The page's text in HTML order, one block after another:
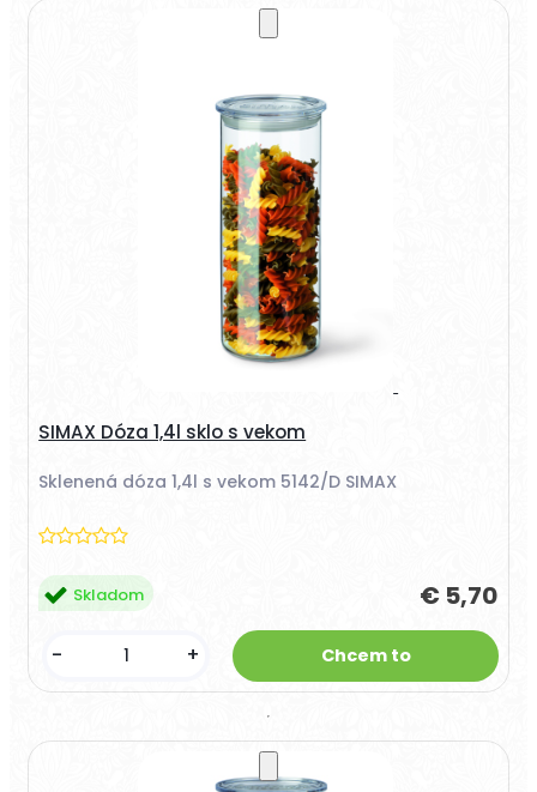
SIMAX Dóza 1,4l sklo s vekom
Sklenená dóza 1,4l s vekom 5142/D SIMAX
€ 5,70
Skladom
- +